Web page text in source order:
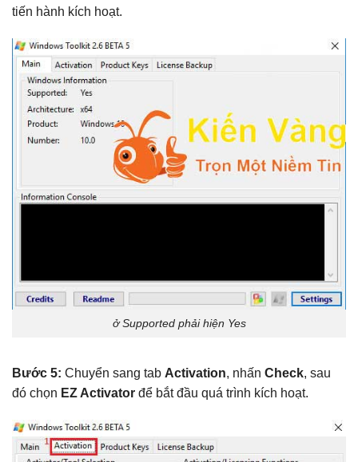
tiến hành kích hoạt.
ở Supported phải hiện Yes
Bước 5: Chuyển sang tab Activation, nhấn Check, sau
đó chọn EZ Activator để bắt đầu quá trình kích hoạt.